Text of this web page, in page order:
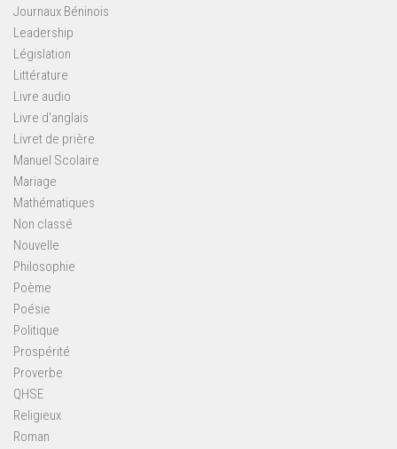
Journaux Béninois
Leadership
Législation
Littérature
Livre audio
Livre d'anglais
Livret de prière
Manuel Scolaire
Mariage
Mathématiques
Non classé
Nouvelle
Philosophie
Poème
Poésie
Politique
Prospérité
Proverbe
QHSE
Religieux
Roman